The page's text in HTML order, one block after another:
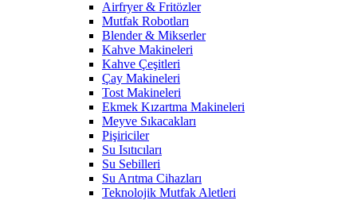
Airfryer & Fritözler
Mutfak Robotları
Blender & Mikserler
Kahve Makineleri
Kahve Çeşitleri
Çay Makineleri
Tost Makineleri
Ekmek Kızartma Makineleri
Meyve Sıkacakları
Pişiriciler
Su Isıtıcıları
Su Sebilleri
Su Arıtma Cihazları
Teknolojik Mutfak Aletleri